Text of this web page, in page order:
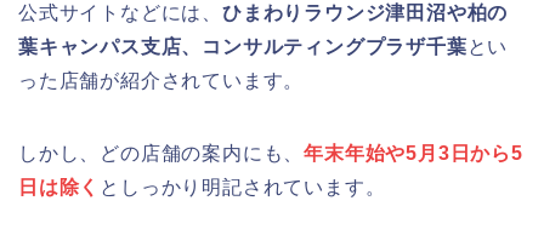
公式サイトなどには、 ひまわりラウンジ津田沼や柏の
葉キャンパス支店、コンサルティングプラザ千葉とい
った店舗が紹介されています。
しかし、どの店舗の案内にも、年末年始や5月3日から5
日は除く としっかり明記されています。